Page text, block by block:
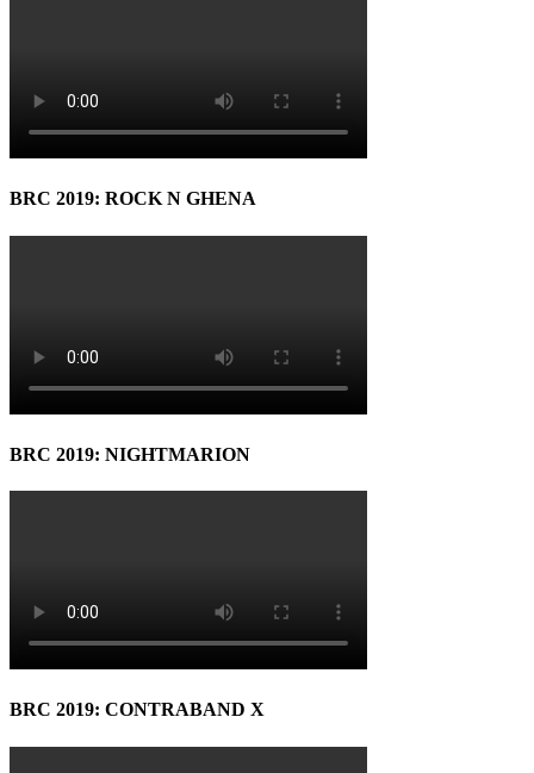
BRC 2019: ROCK N GHENA
BRC 2019: NIGHTMARION
BRC 2019: CONTRABAND X